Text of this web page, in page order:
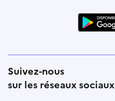
Suivez-nous
sur les réseaux sociaux